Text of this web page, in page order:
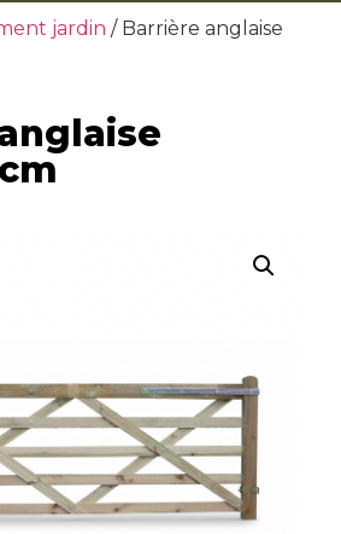
jardin / Barrière anglaise